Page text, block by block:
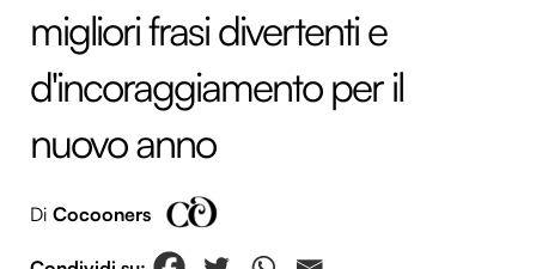
migliori frasi divertenti e
d'incoraggiamento per il
nuovo anno
Di Cocooners